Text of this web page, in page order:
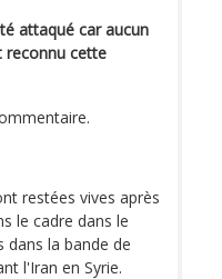
attaqué car aucun
reconnu cette
restées vives après
le cadre dans le
dans la bande de
l'Iran en Syrie.